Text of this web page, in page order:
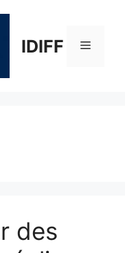
IDIFF Menu
des